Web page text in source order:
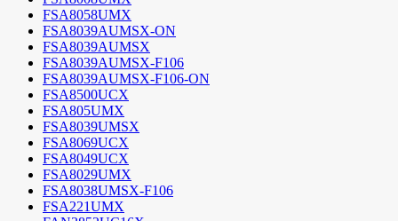
FSA8058UMX
FSA8039AUMSX-ON
FSA8039AUMSX
FSA8039AUMSX-F106
FSA8039AUMSX-F106-ON
FSA8500UCX
FSA805UMX
FSA8039UMSX
FSA8069UCX
FSA8049UCX
FSA8029UMX
FSA8038UMSX-F106
FSA221UMX